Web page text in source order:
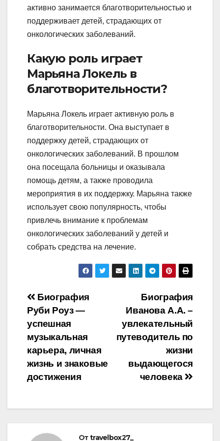
активно занимается благотворительностью и
поддерживает детей, страдающих от
онкологических заболеваний.
Какую роль играет
Марьяна Локель в
благотворительности?
Марьяна Локель играет активную роль в
благотворительности. Она выступает в
поддержку детей, страдающих от
онкологических заболеваний. В прошлом
она посещала больницы и оказывала
помощь детям, а также проводила
мероприятия в их поддержку. Марьяна также
использует свою популярность, чтобы
привлечь внимание к проблемам
онкологических заболеваний у детей и
собрать средства на лечение.
Навигация
по
записям
Биография
Иванова А.А. –
увлекательный
путеводитель по
жизни
выдающегося
человека
Биография
Руби Роуз —
успешная
музыкальная
карьера, личная
жизнь и знаковые
достижения
Отtravelbox27_